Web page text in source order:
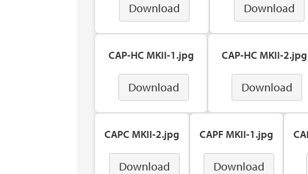
Download Download
CAP-HC MKII-1.jpg
Download
CAP-HC MKII-2.jpg
Download
CAPC MKII-2.jpg
Download
CAPF MKII-1.jpg
Download